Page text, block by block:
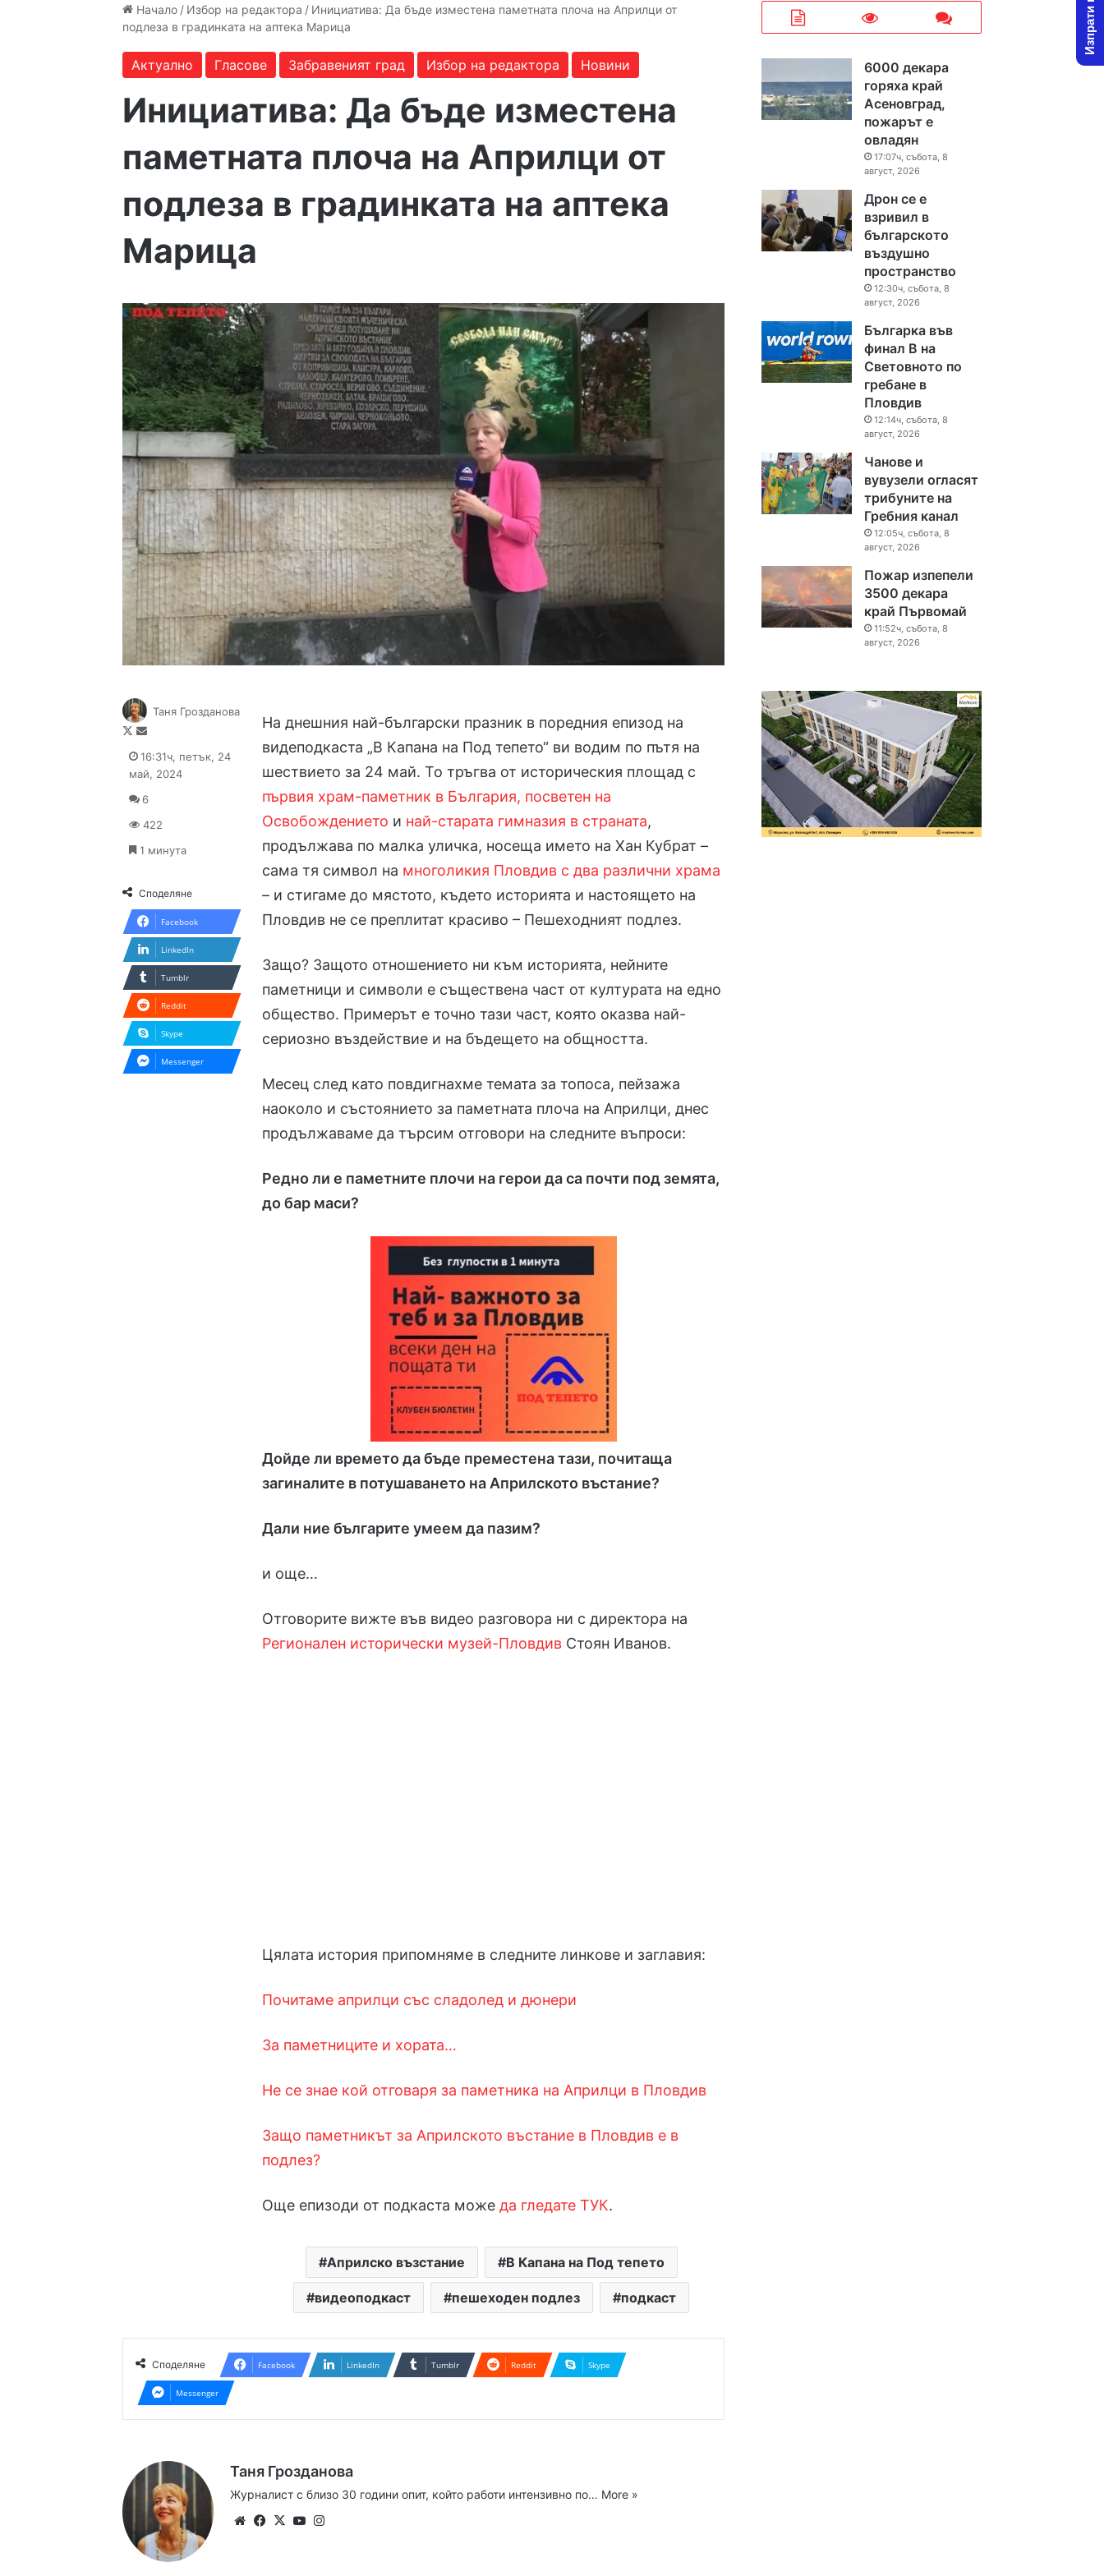
Начало / Избор на редактора / Инициатива: Да бъде изместена паметната плоча на Априлци от
подлеза в градинката на аптека Марица
Актуално Гласове Забравеният град Избор на редактора Новини
Инициатива: Да бъде изместена
паметната плоча на Априлци от
подлеза в градинката на аптека
Марица
На днешния най-български празник в поредния епизод на
видеподкаста „В Капана на Под тепето“ ви водим по пътя на
шествието за 24 май. То тръгва от историческия площад с
първия храм-паметник в България, посветен на
Освобождението и най-старата гимназия в страната,
продължава по малка уличка, носеща името на Хан Кубрат –
сама тя символ на многоликия Пловдив с два различни храма
– и стигаме до мястото, където историята и настоящето на
Пловдив не се преплитат красиво – Пешеходният подлез.
Защо? Защото отношението ни към историята, нейните
паметници и символи е съществена част от културата на едно
общество. Примерът е точно тази част, която оказва най-
сериозно въздействие и на бъдещето на общността.
Месец след като повдигнахме темата за топоса, пейзажа
наоколо и състоянието за паметната плоча на Априлци, днес
продължаваме да търсим отговори на следните въпроси:
Редно ли е паметните плочи на герои да са почти под земята,
до бар маси?
Дойде ли времето да бъде преместена тази, почитаща
загиналите в потушаването на Априлското въстание?
Дали ние българите умеем да пазим?
и още…
Отговорите вижте във видео разговора ни с директора на
Регионален исторически музей-Пловдив Стоян Иванов.
Цялата история припомняме в следните линкове и заглавия:
Почитаме априлци със сладолед и дюнери
За паметниците и хората…
Не се знае кой отговаря за паметника на Априлци в Пловдив
Защо паметникът за Априлското въстание в Пловдив е в
подлез?
Още епизоди от подкаста можеда гледате ТУК.
Априлско възстание В Капана на Под тепето
видеоподкаст пешеходен подлез подкаст
Таня Грозданова
Follow
Send
email
16:31ч, петък, 24
май, 2024
6
422
1 минута
Споделяне
Facebook
LinkedIn
Tumblr
Reddit
Skype
Messenger
Споделяне Facebook LinkedIn Tumblr Reddit Skype
Messenger
Таня Грозданова
Журналист с близо 30 години опит, който работи интензивно по… More »
WebsiteFacebook
X YouTube
6000 декара
горяха край
Асеновград,
пожарът е
овладян
17:07ч, събота, 8
август, 2026
Дрон се е
взривил в
българското
въздушно
пространство
12:30ч, събота, 8
август, 2026
Българка във
финал B на
Световното по
гребане в
Пловдив
12:14ч, събота, 8
август, 2026
Чанове и
вувузели огласят
трибуните на
Гребния канал
12:05ч, събота, 8
август, 2026
Пожар изпепели
3500 декара
край Първомай
11:52ч, събота, 8
август, 2026